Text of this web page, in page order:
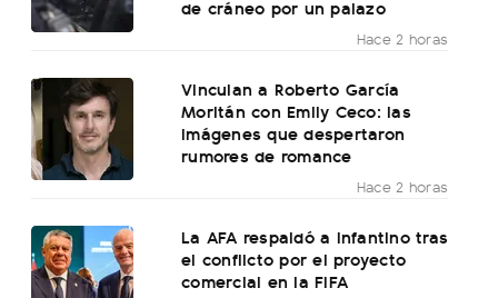
de cráneo por un palazo
Hace 2 horas
Vinculan a Roberto García
Moritán con Emily Ceco: las
imágenes que despertaron
rumores de romance
Hace 2 horas
La AFA respaldó a Infantino tras
el conflicto por el proyecto
comercial en la FIFA